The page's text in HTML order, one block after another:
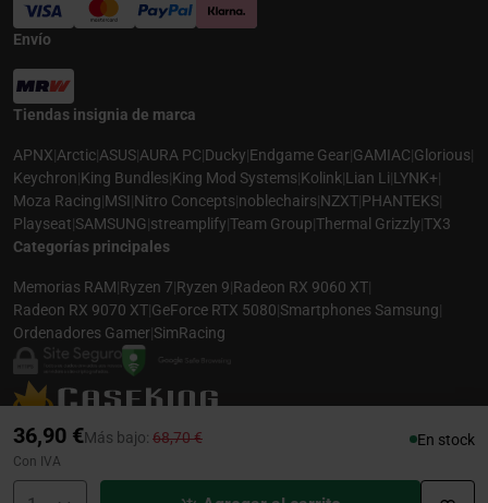
Más bajo: Precio rebajado desde
68,70 €hasta
36,90 € En stock
Con IVA
Envío
Tiendas insignia de marca
APNX|Arctic|ASUS|AURA PC|Ducky|Endgame Gear|GAMIAC|Glorious|
Keychron|King Bundles|King Mod Systems|Kolink|Lian Li|LYNK+|
Moza Racing|MSI|Nitro Concepts|noblechairs|NZXT|PHANTEKS|
Playseat|SAMSUNG|streamplify|Team Group|Thermal Grizzly|TX3
Categorías principales
Memorias RAM|Ryzen 7|Ryzen 9|Radeon RX 9060 XT|
Radeon RX 9070 XT|GeForce RTX 5080|Smartphones Samsung|
Ordenadores Gamer|SimRacing
© 2026 CASEKING ESPAÑA. TODOS LOS DERECHOS RESERVADOS. LAS
FOTOS PUEDEN NO COINCIDIR CON LA DESCRIPCIÓN. PRECIOS Y
ESPECIFICACIONES SUJETOS A CAMBIOS SIN AVISO PREVIO. CASEKING
ESPAÑA RENUNCIA A CUALQUIER RESPONSABILIDAD POR CUALQUIER ERROR